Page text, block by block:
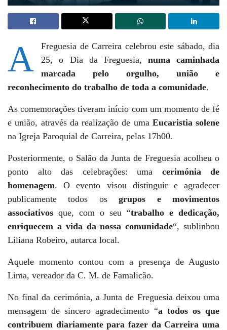
A
Freguesia de Carreira celebrou este sábado, dia
25, o Dia da Freguesia, numa caminhada
marcada pelo orgulho, união e
reconhecimento do trabalho de toda a comunidade.
As comemorações tiveram início com um momento de fé
e união, através da realização de uma Eucaristia solene
na Igreja Paroquial de Carreira, pelas 17h00.
Posteriormente, o Salão da Junta de Freguesia acolheu o
ponto alto das celebrações: uma cerimónia de
homenagem. O evento visou distinguir e agradecer
publicamente todos osgrupos e movimentos
associativos que, com o seu “trabalho e dedicação,
enriquecem a vida da nossa comunidade“, sublinhou
Liliana Robeiro, autarca local.
Aquele momento contou com a presença de Augusto
Lima, vereador da C. M. de Famalicão.
No final da cerimónia, a Junta de Freguesia deixou uma
mensagem de sincero agradecimento “a todos os que
contribuem diariamente para fazer da Carreira uma